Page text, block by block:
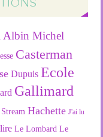
Albin Michel
Casterman
Dupuis Ecole
Gallimard
Hachette J'ai lu
Le Lombard Le